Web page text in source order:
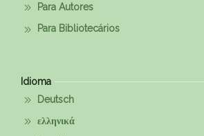
Para Autores
Para Bibliotecários
Idioma
Deutsch
ελληνικά